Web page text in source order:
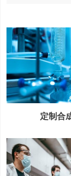
定制合